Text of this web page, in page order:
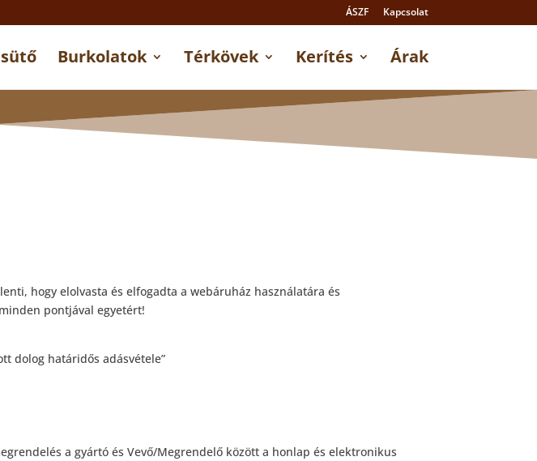
ÁSZF Kapcsolat
Burkolatok Térkövek Kerítés Árak
hogy elolvasta és elfogadta a webáruház használatára és
pontjával egyetért!
dolog határidős adásvétele”
a gyártó és Vevő/Megrendelő között a honlap és elektronikus